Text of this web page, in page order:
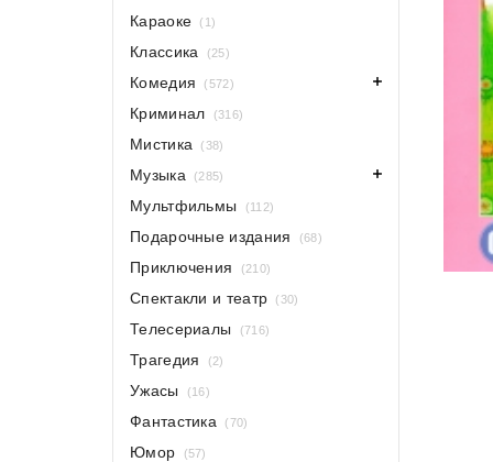
Караоке (1)
Классика (25)
Комедия (572)
Криминал (316)
Мистика (38)
Музыка (285)
Мультфильмы (112)
Подарочные издания (68)
Приключения (210)
Спектакли и театр (30)
Телесериалы (716)
Трагедия (2)
Ужасы (16)
Фантастика (70)
Юмор (57)